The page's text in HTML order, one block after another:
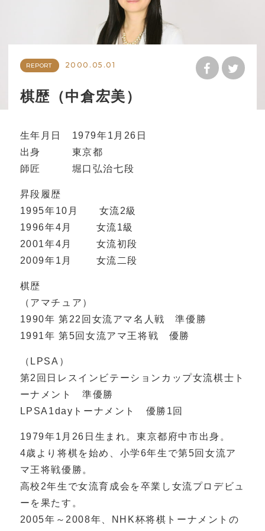
REPORT 2000.05.01
棋歴（中倉宏美）
生年月日 1979年1月26日
出身 東京都
師匠 堀口弘治七段
昇段履歴
1995年10月 女流2級
1996年4月 女流1級
2001年4月 女流初段
2009年1月 女流二段
棋歴
（アマチュア）
1990年 第22回女流アマ名人戦 準優勝
1991年 第5回女流アマ王将戦 優勝
（LPSA）
第2回日レスインビテーションカップ女流棋士ト
ーナメント 準優勝
LPSA1dayトーナメント 優勝1回
1979年1月26日生まれ。東京都府中市出身。
4歳より将棋を始め、小学6年生で第5回女流ア
マ王将戦優勝。
高校2年生で女流育成会を卒業し女流プロデビュ
ーを果たす。
2005年～2008年、NHK杯将棋トーナメントの